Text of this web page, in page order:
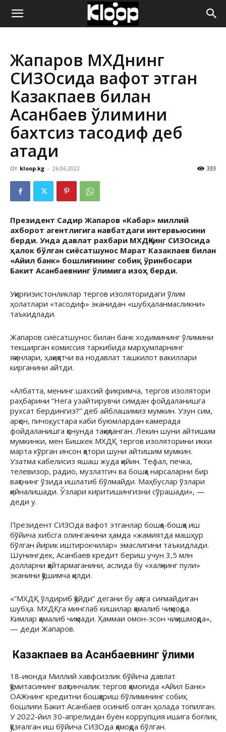
ҚИРҒИЗИСТОН
ЯНГИЛИКЛАРИ
Жапаров МХДҚнинг
СИЗОсида вафот этган
Казакпаев билан
Асанбаев ўлимини
бахтсиз тасодиф деб
атади
От kloop.kg - 26.06.2022 333
Президент Садир Жапаров «Кабар» миллий
ахборот агентлигига навбатдаги интервьюсини
берди. Унда давлат рахбари МХДҚнинг СИЗОсида
ҳалок бўлган сиёсатшунос Марат Казакпаев билан
«Айил банк» бошлиғининг собиқ ўринбосари
Бакит Асанбаевнинг ўлимига изоҳ берди.
Уқирғизистонликлар тергов изоляторидаги ўлим
ҳолатлари «тасодиф» эканидан «шубҳаланмасликни»
таъкидлади.
Жапаров сиёсатшунос билан банк ходимининг ўлимини
текширган комиссия таркибида марҳумларнинг
яқинлари, ҳақиқатчи ва нодавлат ташкилот вакиллари
кирганини айтди.
«Албатта, менинг шахсий фикримча, тергов изолятори
раҳбарини “Нега узайтирувчи симдан фойдаланишга
рухсат бердингиз?” деб айблашимиз мумкин. Узун сим,
арқон, пичоқ, устара каби буюмлардан камерада
фойдаланишга қонунда тақиқланган. Лекин шуни айтишим
мумкинки, мен Бишкек МХДҚ тергов изоляторини икки
марта кўрган инсон қатори шуни айтишим мумкин.
Узатма кабелисиз яшаш жуда қийин. Тефал, печка,
телевизор, радио, музлатгич ва бошқа нарсаларни бир
вақтнинг ўзида ишлатиб бўлмайди. Маҳбуслар ўзлари
қийналишади. Ўзлари киритишингизни сўрашади», —
деди у.
Президент СИЗОда вафот этганлар бошқа-бошқа иш
бўйича хибсга олинганини ҳамда «жамиятда машҳур
бўлган йирик иштирокчилар» эмаслигини таъкидлади.
Шунингдек, Асанбаев кредит бериш учун 3,5 млн
долларни қайтармаганини, аслида бу «халқнинг пули»
эканини қўшимча қилди.
«“МХДҚ ўлдириб қўйди” дегани бу ақлга сиғмайдиган
шубҳа. МХДҚга минглаб кишилар қамалиб чиқмоқда.
Кимлар қамалиб чиқмади. Ҳаммаи омон-эсон чиқишмоқда»,
— деди Жапаров.
Казакпаев ва Асанбаевнинг ўлими
18-июнда Миллий хавфсизлик бўйича давлат
қўмитасининг вақтинчалик тергов қамоғида «Айил Банк»
ОАЖнинг кредитни бошқариш бўлимининг собиқ
бошлиғи Бакит Асанбаев осиниб олган ҳолада топилган.
У 2022-йил 30-апрелидан буён коррупция ишига боғлиқ
қўзғалган иш бўйича СИЗОда қамоқда бўлган.